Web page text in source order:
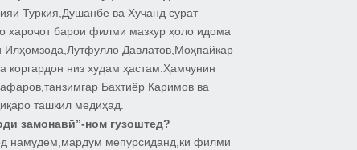
Туркия,Душанбе ва Хуҷанд сурат
хароҷот барои филми мазкур ҳоло идома
Давлатов,Моҳпайкар
низ худам ҳастам.Ҳамчунин
Бахтиёр Каримов ва
ташкил медиҳад.
замонавӣ”-ном гузоштед?
намудем,мардум мепурсиданд,ки филми